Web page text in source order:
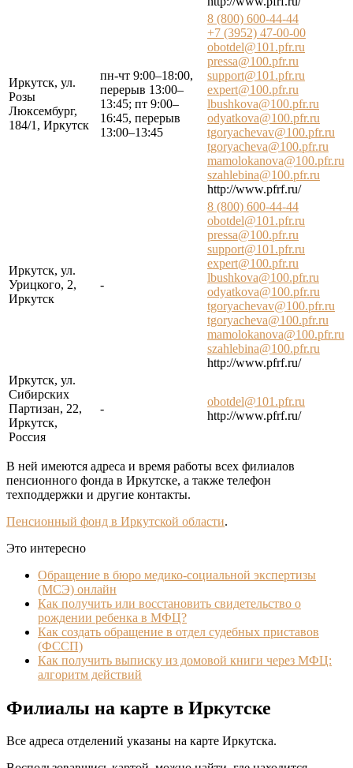
Иркутск, ул.
Розы
Люксембург,
184/1, Иркутск
пн-чт 9:00–18:00,
перерыв 13:00–
13:45; пт 9:00–
16:45, перерыв
13:00–13:45
8 (800) 600-44-44
+7 (3952) 47-00-00
obotdel@101.pfr.ru
pressa@100.pfr.ru
support@101.pfr.ru
expert@100.pfr.ru
lbushkova@100.pfr.ru
odyatkova@100.pfr.ru
tgoryachevav@100.pfr.ru
tgoryacheva@100.pfr.ru
mamolokanova@100.pfr.ru
szahlebina@100.pfr.ru
http://www.pfrf.ru/
Иркутск, ул.
Урицкого, 2,
Иркутск
-
8 (800) 600-44-44
obotdel@101.pfr.ru
pressa@100.pfr.ru
support@101.pfr.ru
expert@100.pfr.ru
lbushkova@100.pfr.ru
odyatkova@100.pfr.ru
tgoryachevav@100.pfr.ru
tgoryacheva@100.pfr.ru
mamolokanova@100.pfr.ru
szahlebina@100.pfr.ru
http://www.pfrf.ru/
Иркутск, ул.
Сибирских
Партизан, 22,
Иркутск,
Россия
-
obotdel@101.pfr.ru
http://www.pfrf.ru/
В ней имеются адреса и время работы всех филиалов
пенсионного фонда в Иркутске, а также телефон
техподдержки и другие контакты.
Пенсионный фонд в Иркутской области.
Это интересно
Обращение в бюро медико-социальной экспертизы
(МСЭ) онлайн
Как получить или восстановить свидетельство о
рождении ребенка в МФЦ?
Как создать обращение в отдел судебных приставов
(ФССП)
Как получить выписку из домовой книги через МФЦ:
алгоритм действий
Филиалы на карте в Иркутске
Все адреса отделений указаны на карте Иркутска.